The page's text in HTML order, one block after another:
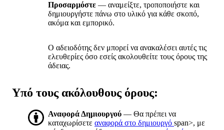
Προσαρμόστε — αναμείξτε, τροποποιήστε και
δημιουργήστε πάνω στο υλικό για κάθε σκοπό,
ακόμα και εμπορικό.
Ο αδειοδότης δεν μπορεί να ανακαλέσει αυτές τις
ελευθερίες όσο εσείς ακολουθείτε τους όρους της
άδειας.
Υπό τους ακόλουθους όρους:
Αναφορά Δημιουργού — Θα πρέπει να
καταχωρίσετε αναφορά στο δημιουργό span>, με